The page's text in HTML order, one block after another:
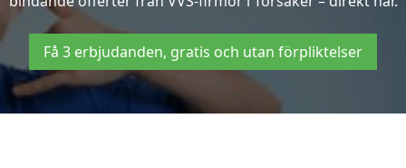
Få 3 erbjudanden, gratis och utan förpliktelser